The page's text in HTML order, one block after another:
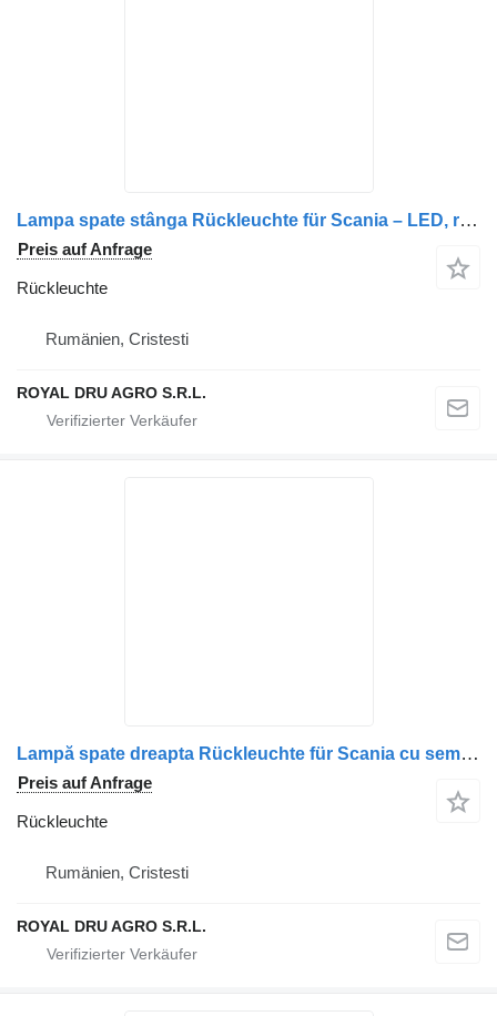
Lampa spate stânga Rückleuchte für Scania – LED, roșu/alb LKW
Preis auf Anfrage
Rückleuchte
Rumänien, Cristesti
ROYAL DRU AGRO S.R.L.
Lampă spate dreapta Rückleuchte für Scania cu semnalizare integrată LKW
Preis auf Anfrage
Rückleuchte
Rumänien, Cristesti
ROYAL DRU AGRO S.R.L.